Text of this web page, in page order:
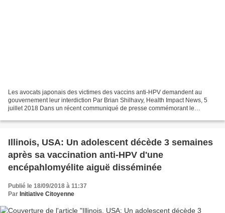
Les avocats japonais des victimes des vaccins anti-HPV demandent au
gouvernement leur interdiction Par Brian Shilhavy, Health Impact News, 5
juillet 2018 Dans un récent communiqué de presse commémorant le
Illinois, USA: Un adolescent décède 3 semaines
après sa vaccination anti-HPV d'une
encépahlomyélite aiguë disséminée
Publié le 18/09/2018 à 11:37
Par Initiative Citoyenne